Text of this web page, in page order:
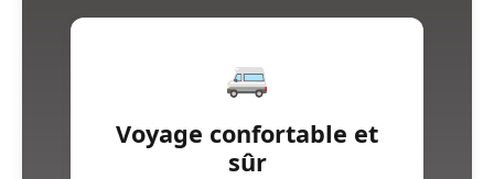
🚐
Voyage confortable et
sûr